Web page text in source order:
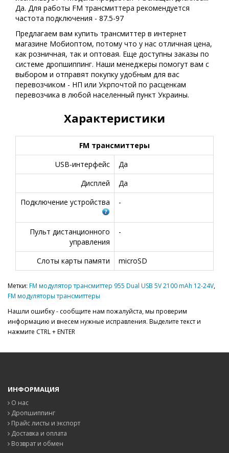
Да. Для работы FM трансмиттера рекомендуется
частота подключения - 87.5-97
Предлагаем вам купить трансмиттер в интернет
магазине Мобиоптом, потому что у нас отличная цена,
как розничная, так и оптовая. Еще доступны заказы по
системе дропшиппинг. Наши менеджеры помогут вам с
выбором и отправят покупку удобным для вас
перевозчиком - НП или Укрпочтой по расценкам
перевозчика в любой населенный пункт Украины.
Характеристики
FM трансмиттеры
USB-интерфейс
Да
Дисплей
Да
Подключение устройства
-
Пульт дистанционного
управления
-
Слоты карты памяти microSD
Метки: FM модулятор трансмиттер 955 Dual USB 5V 2100 mAh 12-24V,
FM модуляторы трансмиттеры
Нашли ошибку - сообщите нам пожалуйста, мы проверим
информацию и внесем нужные исправления. Выделите текст и
нажмите CTRL + ENTER
ИНФОРМАЦИЯ
О нас
Дропшиппинг
Прайс листы и экспорт
Доставка и оплата
Возврат и обмен